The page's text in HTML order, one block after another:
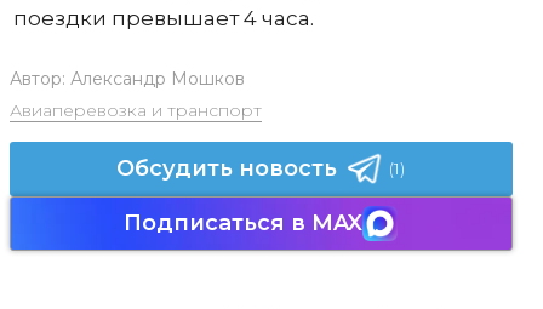
поездки превышает 4 часа.
Автор: Александр Мошков
Авиаперевозка и транспорт
Обсудить новость (1)
Подписаться в MAX